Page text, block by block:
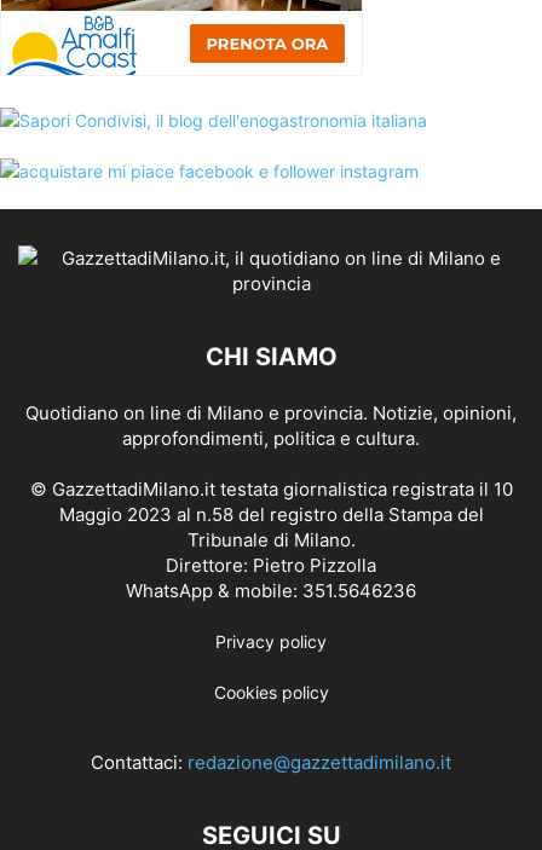
CHI SIAMO
Quotidiano on line di Milano e provincia. Notizie, opinioni,
approfondimenti, politica e cultura.
© GazzettadiMilano.it testata giornalistica registrata il 10
Maggio 2023 al n.58 del registro della Stampa del
Tribunale di Milano.
Direttore: Pietro Pizzolla
WhatsApp & mobile: 351.5646236
Privacy policy
Cookies policy
Contattaci: redazione@gazzettadimilano.it
SEGUICI SU